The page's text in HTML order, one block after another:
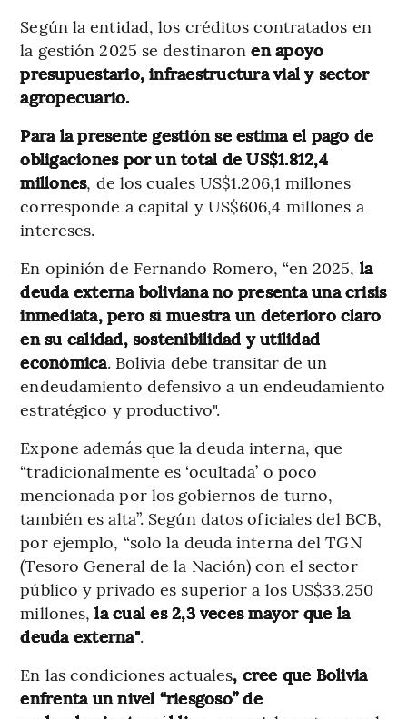
Según la entidad, los créditos contratados en
la gestión 2025 se destinaronen apoyo
presupuestario, infraestructura vial y sector
agropecuario.
Para la presente gestión se estima el pago de
obligaciones por un total de US$1.812,4
millones, de los cuales US$1.206,1 millones
corresponde a capital y US$606,4 millones a
intereses.
En opinión de Fernando Romero, “en 2025, la
deuda externa boliviana no presenta una crisis
inmediata, pero sí muestra un deterioro claro
en su calidad, sostenibilidad y utilidad
económica. Bolivia debe transitar de un
endeudamiento defensivo a un endeudamiento
estratégico y productivo".
Expone además que la deuda interna, que
“tradicionalmente es ‘ocultada’ o poco
mencionada por los gobiernos de turno,
también es alta”. Según datos oficiales del BCB,
por ejemplo, “solo la deuda interna del TGN
(Tesoro General de la Nación) con el sector
público y privado es superior a los US$33.250
millones,la cual es 2,3 veces mayor que la
deuda externa".
En las condiciones actuales, cree que Bolivia
enfrenta un nivel “riesgoso” de